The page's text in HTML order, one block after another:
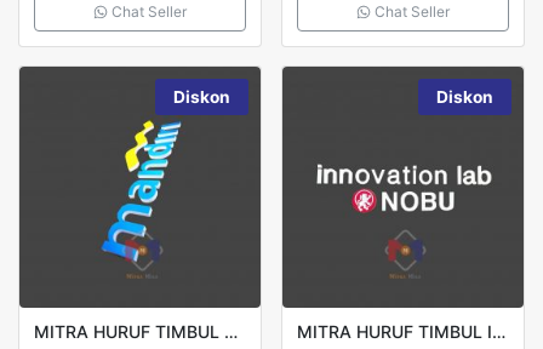
Chat Seller Chat Seller
Diskon
MITRA HURUF TIMBUL MANDIRI 2
Diskon
MITRA HURUF TIMBUL INNOVATION LAB